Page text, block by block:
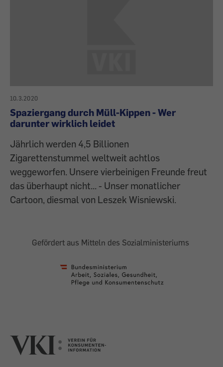
10.3.2020
Spaziergang durch Müll-Kippen - Wer
darunter wirklich leidet
Jährlich werden 4,5 Billionen
Zigarettenstummel weltweit achtlos
weggeworfen. Unsere vierbeinigen Freunde freut
das überhaupt nicht... - Unser monatlicher
Cartoon, diesmal von Leszek Wisniewski.
Gefördert aus Mitteln des Sozialministeriums